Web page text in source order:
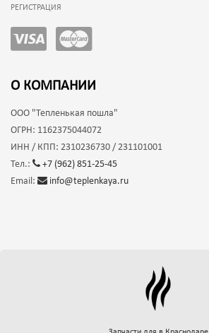
РЕГИСТРАЦИЯ
О КОМПАНИИ
ООО "Тепленькая пошла"
ОГРН: 1162375044072
ИНН / КПП: 2310236730 / 231101001
Тел.:
+7 (962) 851-25-45
Email:
info@teplenkaya.ru